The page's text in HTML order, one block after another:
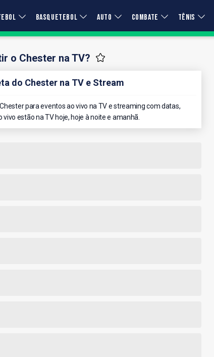
BASQUETEBOL AUTO COMBATE TÊNIS
o Chester na TV?
do Chester na TV e Stream
para eventos ao vivo na TV e streaming com datas,
estão na TV hoje, hoje à noite e amanhã.